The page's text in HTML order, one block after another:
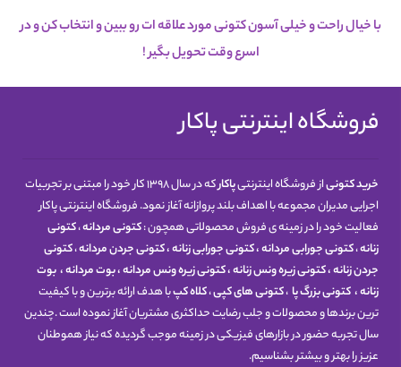
با خیال راحت و خیلی آسون کتونی مورد علاقه ات رو ببین و انتخاب کن و در
اسرعوقت تحویل بگیر !
فروشگاه اینترنتی پاکار
خرید کتونیاز فروشگاه اینترنتیپاکار
که در سال 1398 کار خود را مبتنی بر تجربیات
اجرایی مدیران مجموعه با اهداف بلند پروازانه آغاز نمود. فروشگاه اینترنتی پاکار
فعالیت خود را در زمینه ی فروش محصولاتی همچون :کتونی مردانه،کتونی
زنانه،کتونی جورابی مردانه،کتونی جورابی زنانه،کتونی جردن مردانه،کتونی
جردن زنانه،کتونی زیره ونس زنانه،کتونی زیره ونس مردانه،بوت مردانه،بوت
زنانه، کتونیبزرگ پا ،کتونی های کپی،کلاه کپبا هدف ارائه برترین و با کیفیت
ترین برندها و محصولات و جلب رضایت حداکثری مشتریان آغاز نموده است .چندین
سال تجربه حضور در بازارهای فیزیکی در زمینه موجب گردیده که نیاز هموطنان
عزیز را بهتر و بیشتر بشناسیم.